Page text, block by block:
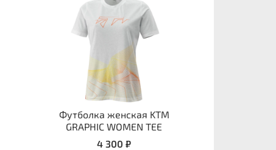
Футболка женская KTM
GRAPHIC WOMEN TEE
4 300 ₽